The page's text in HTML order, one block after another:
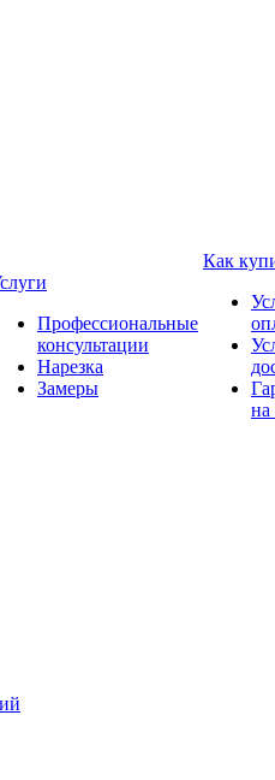
Профессиональные
консультации
Нарезка
Замеры
Как
на